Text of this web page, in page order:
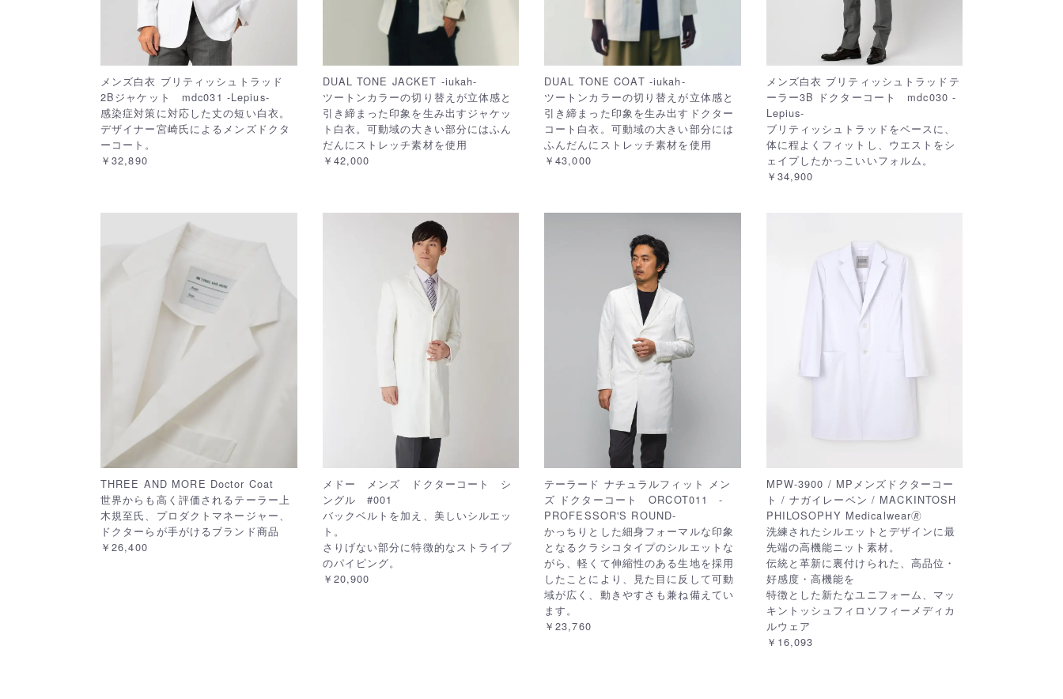
メンズ白衣 ブリティッシュトラッド
2Bジャケット mdc031 -Lepius-
感染症対策に対応した丈の短い白衣。
デザイナー宮崎氏によるメンズドクタ
ーコート。
￥32,890
DUAL TONE JACKET -iukah-
ツートンカラーの切り替えが立体感と
引き締まった印象を生み出すジャケッ
ト白衣。可動域の大きい部分にはふん
だんにストレッチ素材を使用
￥42,000
DUAL TONE COAT -iukah-
ツートンカラーの切り替えが立体感と
引き締まった印象を生み出すドクター
コート白衣。可動域の大きい部分には
ふんだんにストレッチ素材を使用
￥43,000
メンズ白衣 ブリティッシュトラッドテ
ーラー3B ドクターコート mdc030 -
Lepius-
ブリティッシュトラッドをベースに、
体に程よくフィットし、ウエストをシ
ェイプしたかっこいいフォルム。
￥34,900
THREE AND MORE Doctor Coat
世界からも高く評価されるテーラー上
木規至氏、プロダクトマネージャー、
ドクターらが手がけるブランド商品
￥26,400
メドー メンズ ドクターコート シ
ングル #001
バックベルトを加え、美しいシルエッ
ト。
さりげない部分に特徴的なストライプ
のパイピング。
￥20,900
テーラード ナチュラルフィット メン
ズ ドクターコート ORCOT011 -
PROFESSOR'S ROUND-
かっちりとした細身フォーマルな印象
となるクラシコタイプのシルエットな
がら、軽くて伸縮性のある生地を採用
したことにより、見た目に反して可動
域が広く、動きやすさも兼ね備えてい
ます。
￥23,760
MPW-3900 / MPメンズドクターコー
ト / ナガイレーベン / MACKINTOSH
PHILOSOPHY Medicalwear🄬
洗練されたシルエットとデザインに最
先端の高機能ニット素材。
伝統と革新に裏付けられた、高品位・
好感度・高機能を
特徴とした新たなユニフォーム、マッ
キントッシュフィロソフィーメディカ
ルウェア
￥16,093